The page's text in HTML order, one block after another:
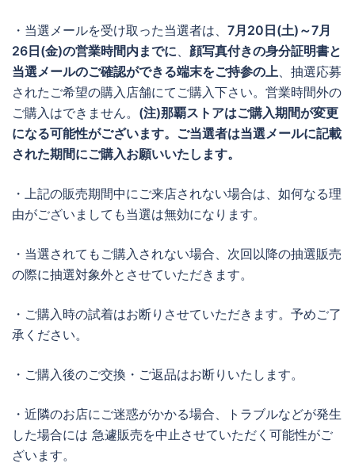
・当選メールを受け取った当選者は、 7月20日(土)～7月
26日(金)の営業時間内までに、 顔写真付きの身分証明書と
当選メールのご確認ができる端末をご持参の上、抽選応募
されたご希望の購入店舗にてご購入下さい。営業時間外の
ご購入はできません。 (注)那覇ストアはご購入期間が変更
になる可能性がございます。ご当選者は当選メールに記載
された期間にご購入お願いいたします。
・上記の販売期間中にご来店されない場合は、如何なる理
由がございましても当選は無効になります。
・当選されてもご購入されない場合、次回以降の抽選販売
の際に抽選対象外とさせていただきます。
・ご購入時の試着はお断りさせていただきます。予めご了
承ください。
・ご購入後のご交換・ご返品はお断りいたします。
・近隣のお店にご迷惑がかかる場合、トラブルなどが発生
した場合には 急遽販売を中止させていただく可能性がご
ざいます。